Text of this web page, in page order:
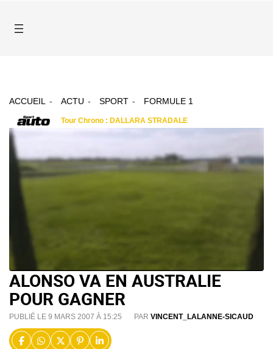
ACCUEIL ACTU SPORT FORMULE 1
ALONSO VA EN AUSTRALIE
POUR GAGNER
PUBLIÉ LE 9 MARS 2007 À 15:25 PAR VINCENT_LALANNE-SICAUD